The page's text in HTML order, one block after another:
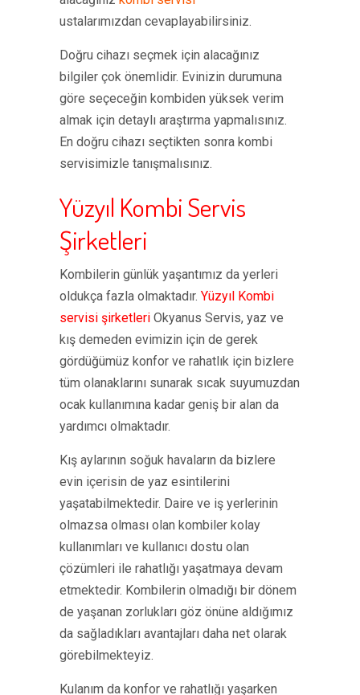
ustalarımızdan cevaplayabilirsiniz.
Doğru cihazı seçmek için alacağınız
bilgiler çok önemlidir. Evinizin durumuna
göre seçeceğin kombiden yüksek verim
almak için detaylı araştırma yapmalısınız.
En doğru cihazı seçtikten sonra kombi
servisimizle tanışmalısınız.
Yüzyıl Kombi Servis
Şirketleri
Kombilerin günlük yaşantımız da yerleri
oldukça fazla olmaktadır. Yüzyıl Kombi
servisi şirketleri Okyanus Servis, yaz ve
kış demeden evimizin için de gerek
gördüğümüz konfor ve rahatlık için bizlere
tüm olanaklarını sunarak sıcak suyumuzdan
ocak kullanımına kadar geniş bir alan da
yardımcı olmaktadır.
Kış aylarının soğuk havaların da bizlere
evin içerisin de yaz esintilerini
yaşatabilmektedir. Daire ve iş yerlerinin
olmazsa olması olan kombiler kolay
kullanımları ve kullanıcı dostu olan
çözümleri ile rahatlığı yaşatmaya devam
etmektedir. Kombilerin olmadığı bir dönem
de yaşanan zorlukları göz önüne aldığımız
da sağladıkları avantajları daha net olarak
görebilmekteyiz.
Kulanım da konfor ve rahatlığı yaşarken